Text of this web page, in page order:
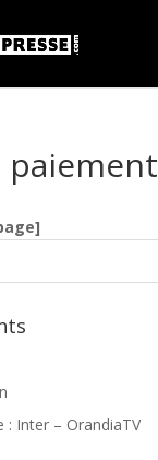
paiement
: Inter – OrandiaTV